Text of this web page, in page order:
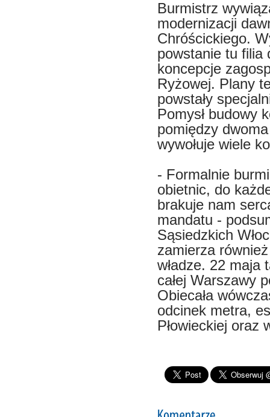
Burmistrz
modernizacji
Chróścickiego.
powstanie tu filia
koncepcje
Ryżowej. Plany
powstały
Pomysł budowy
pomiędzy
wywołuje wiele
- Formalnie
obietnic, do
brakuje nam
mandatu -
Sąsiedzkich
zamierza
władze. 22 maja
całej Warszawy
Obiecała
odcinek metra,
Płowieckiej oraz